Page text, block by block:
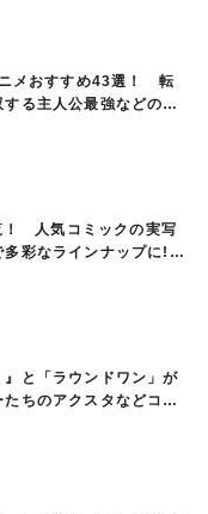
メおすすめ43選！ 転
る主人公最強などの人
人気コミックの実写
彩なラインナップに!!
』と「ラウンドワン」が
ちのアクスタなどコラ